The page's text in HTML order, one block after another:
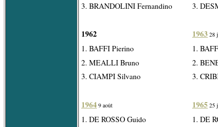
3. BRANDOLINI Fernandino
1962
1. BAFFI Pierino
2. MEALLI Bruno
3. CIAMPI Silvano
1964 9 août
1. DE ROSSO Guido
3.
1963 28
1.
2.
3.
1965 25
1. DE